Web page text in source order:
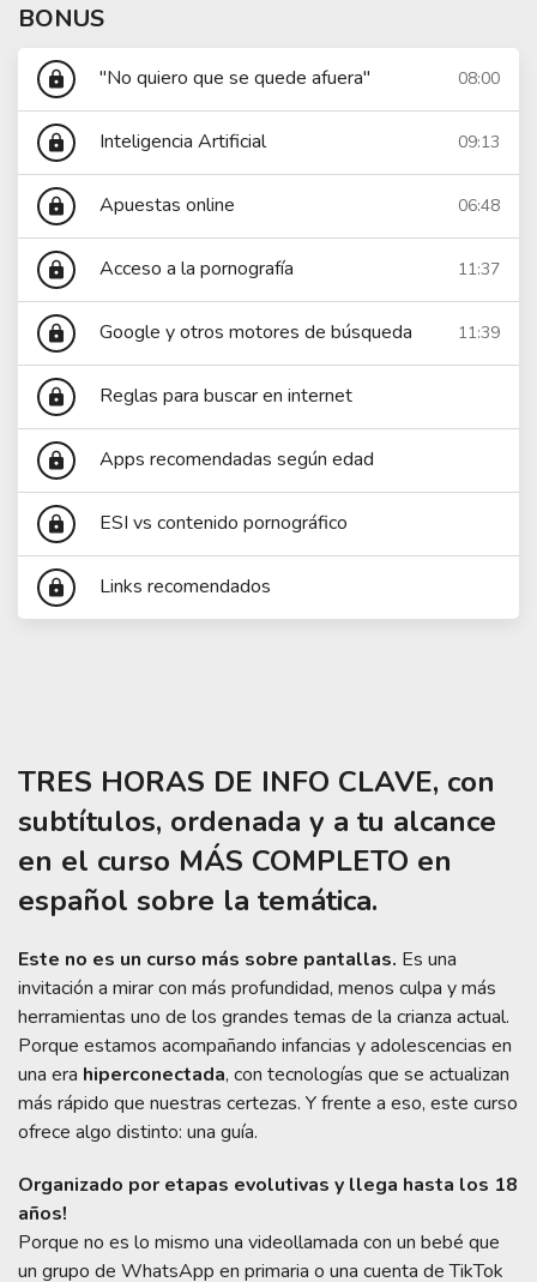
BONUS
lock "No quiero que se quede afuera" 08:00
lock Inteligencia Artificial 09:13
lock Apuestas online 06:48
lock Acceso a la pornografía 11:37
lock Google y otros motores de búsqueda 11:39
lock Reglas para buscar en internet
lock Apps recomendadas según edad
lock ESI vs contenido pornográfico
lock Links recomendados
TRES HORAS DE INFO CLAVE, con
subtítulos, ordenada y a tu alcance
en el curso MÁS COMPLETO en
español sobre la temática.
Este no es un curso más sobre pantallas. Es una
invitación a mirar con más profundidad, menos culpa y más
herramientas uno de los grandes temas de la crianza actual.
Porque estamos acompañando infancias y adolescencias en
una era hiperconectada, con tecnologías que se actualizan
más rápido que nuestras certezas. Y frente a eso, este curso
ofrece algo distinto: una guía.
Organizado por etapas evolutivas y llega hasta los 18
años!
Porque no es lo mismo una videollamada con un bebé que
un grupo de WhatsApp en primaria o una cuenta de TikTok